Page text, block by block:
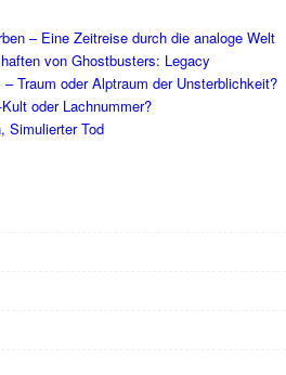
– Eine Zeitreise durch die analoge Welt
von Ghostbusters: Legacy
Traum oder Alptraum der Unsterblichkeit?
oder Lachnummer?
Simulierter Tod